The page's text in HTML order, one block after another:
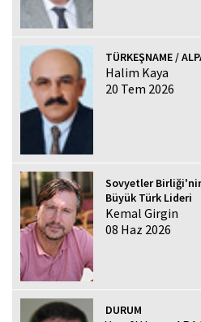
TÜRKEŞNAME /
Halim Kaya
20 Tem 2026
Sovyetler Birliği'nin
Büyük Türk Lideri
Kemal Girgin
08 Haz 2026
DURUM